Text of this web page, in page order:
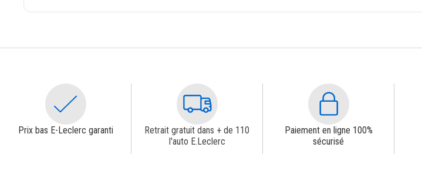
Prix bas E-Leclerc garanti
Retrait gratuit dans + de 110
l'auto E.Leclerc
Paiement en ligne 100%
sécurisé